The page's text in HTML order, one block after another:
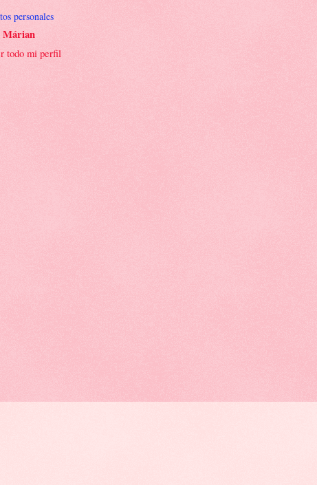
personales
Márian
todo mi perfil